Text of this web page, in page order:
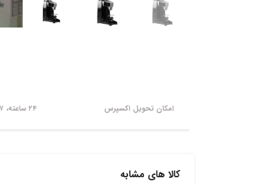
امکان تحویل اکسپرس ۲۴ ساعته، ۷ روز هفته
کالا های مشابه